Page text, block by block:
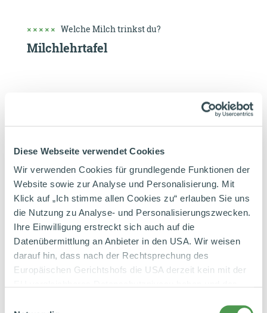
Diese Webseite verwendet Cookies
Wir verwenden Cookies für grundlegende Funktionen der
Website sowie zur Analyse und Personalisierung. Mit
Klick auf „Ich stimme allen Cookies zu“ erlauben Sie uns
die Nutzung zu Analyse- und Personalisierungszwecken.
Ihre Einwilligung erstreckt sich auch auf die
Datenübermittlung an Anbieter in den USA. Wir weisen
darauf hin, dass nach der Rechtsprechung des
Europäischen Gerichtshofs die USA derzeit kein mit der
Welche Milch trinkst du?
Milchlehrtafel
Bunte Blumenwiese
Vertrauen Sie Ihren Sinnen
Lebensmittel sind wertvoll